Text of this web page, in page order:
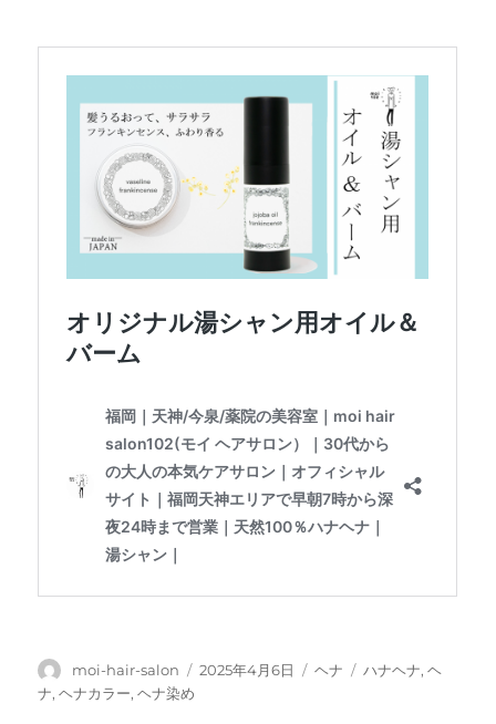
投
稿
moi-hair-salon
投
2025年4月6日
カ
ヘナ
タ
ハナヘナ,ヘ
ナ,ヘナカラー,ヘナ染め